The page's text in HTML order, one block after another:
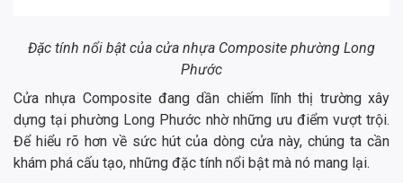
Đặc tính nổi bật của cửa nhựa Composite phường Long
Phước
Cửa nhựa Composite đang dần chiếm lĩnh thị trường xây
dựng tại phường Long Phước nhờ những ưu điểm vượt trội.
Để hiểu rõ hơn về sức hút của dòng cửa này, chúng ta cần
khám phá cấu tạo, những đặc tính nổi bật mà nó mang lại.